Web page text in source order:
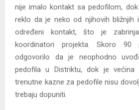
nije imalo kontakt sa pedofilom,
reklo da je neko od njihovih bližnjih
određeni kontakt, što je
koordinatori projekta. Skoro 90
odgovorilo da je neophodno
pedofila u Distriktu, dok je većina
trenutne kazne za pedofile nisu
trebaju dopuniti.